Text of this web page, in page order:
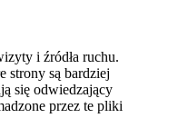
i źródła ruchu.
strony są bardziej
się odwiedzający
przez te pliki